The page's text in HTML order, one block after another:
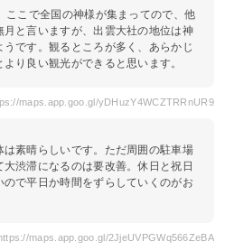
ここで全国の神様が集まってので、他
月と言いますが、出雲大社の地位は神
うです。観るところが多く、あらかじ
り良い観光ができると思います。
maps.app.goo.gl/yDHuzY4WCZTRRnUR9
は素晴らしいです。ただ周囲の駐車場
大渋滞になるのは要改善。休日と祝日
ので平日か時間をずらしていくのがお
maps.app.goo.gl/2JjeUVPGWq566ZeBA